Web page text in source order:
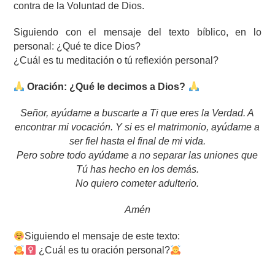
contra de la Voluntad de Dios.
Siguiendo con el mensaje del texto bíblico, en lo
personal: ¿Qué te dice Dios?
¿Cuál es tu meditación o tú reflexión personal?
Oración: ¿Qué le decimos a Dios?
Señor, ayúdame a buscarte a Ti que eres la Verdad. A
encontrar mi vocación. Y si es el matrimonio, ayúdame a
ser fiel hasta el final de mi vida.
Pero sobre todo ayúdame a no separar las uniones que
Tú has hecho en los demás.
No quiero cometer adulterio.
Amén
Siguiendo el mensaje de este texto:
¿Cuál es tu oración personal?